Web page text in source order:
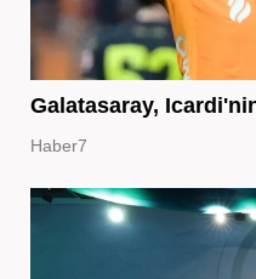
Galatasaray,
Haber7